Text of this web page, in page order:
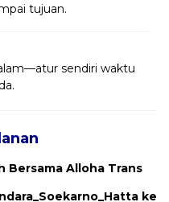
tujuan.
sendiri waktu
Bersama Alloha Trans
ke